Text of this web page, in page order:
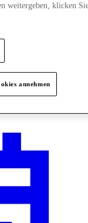
weitergeben, klicken
annehmen